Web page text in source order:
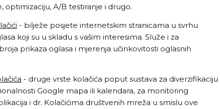
optimizaciju, A/B testiranje i drugo.
- bilježe posjete internetskim stranicama u svrhu
koji su u skladu s vašim interesima. Služe i za
prikaza oglasa i mjerenja učinkovitosti oglasnih
- druge vrste kolačića poput sustava za diverzifikaciju
Google mapa ili kalendara, za monitoring
i dr. Kolačićima društvenih mreža u smislu ove